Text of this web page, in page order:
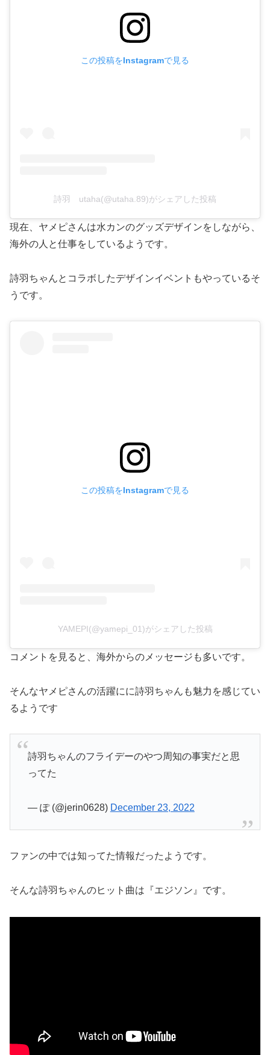
この投稿をInstagramで見る
詩羽 utaha(@utaha.89)がシェアした投稿
現在、ヤメピさんは水カンのグッズデザインをしながら、
海外の人と仕事をしているようです。
詩羽ちゃんとコラボしたデザインイベントもやっているそ
うです。
この投稿をInstagramで見る
YAMEPI(@yamepi_01)がシェアした投稿
コメントを見ると、海外からのメッセージも多いです。
そんなヤメピさんの活躍にに詩羽ちゃんも魅力を感じてい
るようです
詩羽ちゃんのフライデーのやつ周知の事実だと思
ってた
— ぽ (@jerin0628) December 23, 2022
ファンの中では知ってた情報だったようです。
そんな詩羽ちゃんのヒット曲は『エジソン』です。